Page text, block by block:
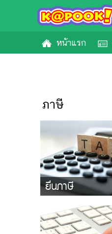
หน้าแรก
ภาษี
ยื่นภาษี